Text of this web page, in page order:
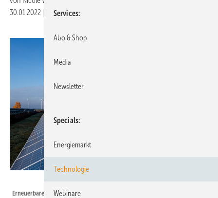
30.01.2022
Druckvorschau
Erneuerbare müssen das Netz entlasten. Die Photovoltaik und die
Services
Abo & Shop
Media
Newsletter
Specials
Energiemarkt
Technologie
Webinare